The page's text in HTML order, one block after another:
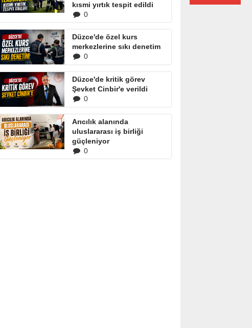
kısmi yırtık tespit edildi
0
Düzce'de özel kurs
merkezlerine sıkı denetim
0
Düzce'de kritik görev
Şevket Cinbir'e verildi
0
Arıcılık alanında
uluslararası iş birliği
güçleniyor
0